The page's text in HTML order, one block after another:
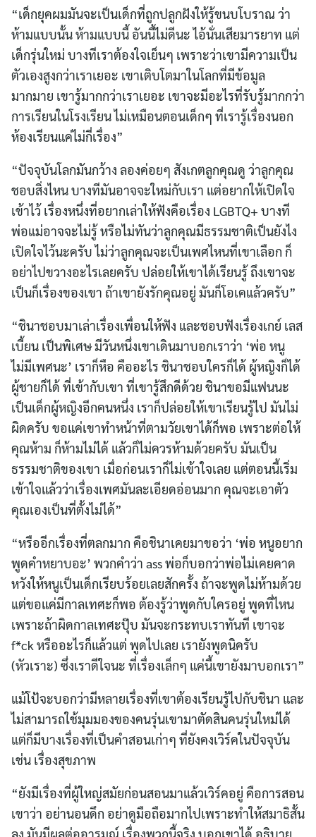
“เด็กยุคผมมันจะเป็นเด็กที่ถูกปลูกฝังให้รู้ขนบโบราณ ว่า
ห้ามแบบนั้น ห้ามแบบนี้ อันนี้ไม่ดีนะ ไอ้นั่นเสียมารยาท แต่
เด็กรุ่นใหม่ บางทีเราต้องใจเย็นๆ เพราะว่าเขามีความเป็น
ตัวเองสูงกว่าเราเยอะ เขาเติบโตมาในโลกที่มีข้อมูล
มากมาย เขารู้มากกว่าเราเยอะ เขาจะมีอะไรที่รับรู้มากกว่า
การเรียนในโรงเรียน ไม่เหมือนตอนเด็กๆ ที่เรารู้เรื่องนอก
ห้องเรียนแค่ไม่กี่เรื่อง”
“ปัจจุบันโลกมันกว้าง ลองค่อยๆ สังเกตลูกคุณดู ว่าลูกคุณ
ชอบสิ่งไหน บางทีมันอาจจะใหม่กับเรา แต่อยากให้เปิดใจ
เข้าไว้ เรื่องหนึ่งที่อยากเล่าให้ฟังคือเรื่อง LGBTQ+ บางที
พ่อแม่อาจจะไม่รู้ หรือไม่ทันว่าลูกคุณมีธรรมชาติเป็นยังไง
เปิดใจไว้นะครับ ไม่ว่าลูกคุณจะเป็นเพศไหนที่เขาเลือก ก็
อย่าไปขวางอะไรเลยครับ ปล่อยให้เขาได้เรียนรู้ ถึงเขาจะ
เป็นก็เรื่องของเขา ถ้าเขายังรักคุณอยู่ มันก็โอเคแล้วครับ”
“ชินาชอบมาเล่าเรื่องเพื่อนให้ฟัง และชอบฟังเรื่องเกย์ เลส
เบี้ยน เป็นพิเศษ มีวันหนึ่งเขาเดินมาบอกเราว่า ‘พ่อ หนู
ไม่มีเพศนะ’ เราก็หือ คืออะไร ชินาชอบใครก็ได้ ผู้หญิงก็ได้
ผู้ชายก็ได้ ที่เข้ากับเขา ที่เขารู้สึกดีด้วย ชินาขอมีแฟนนะ
เป็นเด็กผู้หญิงอีกคนหนึ่ง เราก็ปล่อยให้เขาเรียนรู้ไป มันไม่
ผิดครับ ขอแค่เขาทำหน้าที่ตามวัยเขาได้ก็พอ เพราะต่อให้
คุณห้าม ก็ห้ามไม่ได้ แล้วก็ไม่ควรห้ามด้วยครับ มันเป็น
ธรรมชาติของเขา เมื่อก่อนเราก็ไม่เข้าใจเลย แต่ตอนนี้เริ่ม
เข้าใจแล้วว่าเรื่องเพศมันละเอียดอ่อนมาก คุณจะเอาตัว
คุณเองเป็นที่ตั้งไม่ได้”
“หรืออีกเรื่องที่ตลกมาก คือชินาเคยมาขอว่า ‘พ่อ หนูอยาก
พูดคำหยาบอะ’ พวกคำว่า ass พ่อก็บอกว่าพ่อไม่เคยคาด
หวังให้หนูเป็นเด็กเรียบร้อยเลยสักครั้ง ถ้าจะพูดไม่ห้ามด้วย
แต่ขอแค่มีกาลเทศะก็พอ ต้องรู้ว่าพูดกับใครอยู่ พูดที่ไหน
เพราะถ้าผิดกาลเทศะปุ๊บ มันจะกระทบเราทันที เขาจะ
f*ck หรืออะไรก็แล้วแต่ พูดไปเลย เรายังพูดนิครับ
(หัวเราะ) ซึ่งเราดีใจนะ ที่เรื่องเล็กๆ แค่นี้เขายังมาบอกเรา”
แม้โป้จะบอกว่ามีหลายเรื่องที่เขาต้องเรียนรู้ไปกับชินา และ
ไม่สามารถใช้มุมมองของคนรุ่นเขามาตัดสินคนรุ่นใหม่ได้
แต่ก็มีบางเรื่องที่เป็นคำสอนเก่าๆ ที่ยังคงเวิร์คในปัจจุบัน
เช่น เรื่องสุขภาพ
“ยังมีเรื่องที่ผู้ใหญ่สมัยก่อนสอนมาแล้วเวิร์คอยู่ คือการสอน
เขาว่า อย่านอนดึก อย่าดูมือถือมากไปเพราะทำให้สมาธิสั้น